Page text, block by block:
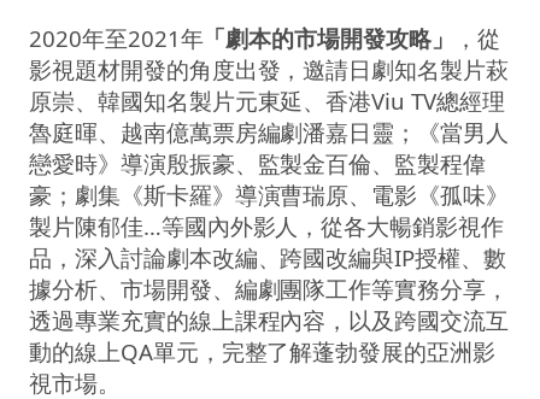
2020年至2021年「劇本的市場開發攻略」
，從
影視題材開發的角度出發，邀請日劇知名製片萩
原崇、韓國知名製片元東延、香港Viu TV總經理
魯庭暉、越南億萬票房編劇潘嘉日靈；《當男人
戀愛時》導演殷振豪、監製金百倫、監製程偉
豪；劇集《斯卡羅》導演曹瑞原、電影《孤味》
製片陳郁佳…等國內外影人，從各大暢銷影視作
品，深入討論劇本改編、跨國改編與IP授權、數
據分析、市場開發、編劇團隊工作等實務分享，
透過專業充實的線上課程內容，以及跨國交流互
動的線上QA單元，完整了解蓬勃發展的亞洲影
視市場。